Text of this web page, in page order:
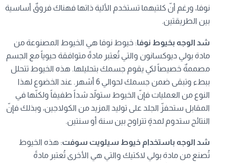
نوفا، ورغم أنّ كلتيهما تستخدم الألية ذاتها فهناك فروقٌ أساسية
بين الطريقتين.
شد الوجه بخيوط نوفا: خيوط نوفا هي الخيوط المصنوعة من
مادة بولي ديوكسانون والتي تُعتبر مادةً متوافقة حيوياً مع الجسم
مصممةٌ خصيصاً لكي يقوم جسمك بتحليلها. هذه الخيوط تتحلل
ببطء وتبقى ضمن جسمك لحوالي 6 أشهر. عند الخضوع لهذا
النوع من العمليات فإنّ الخيوط ستولّد شداً طفيفاً ولكنّها في
المقابل ستحفزّ الجلد على توليد المزيد من الكولاجين، وبذلك فإنّ
النتائج ستدوم لمدةٍ تتراوح بين سنة أو سنتين.
شد الوجه باستخدام خيوط سيلويت سوفت: هذه الخيوط
تُصنع من مادة بولي لاكتيك والتي هي الأخرى تُعتبر مادةً